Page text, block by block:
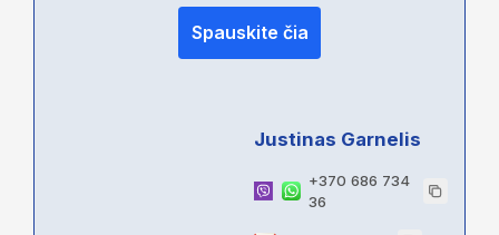
Spauskite čia
Justinas Garnelis
+370 686 734
36